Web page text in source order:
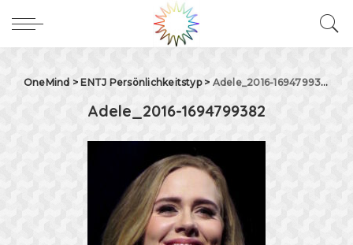
OneMind > ENTJ Persönlichkeitstyp> Adele_2016-1694799382
Adele_2016-1694799382